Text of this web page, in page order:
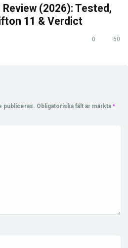
Review (2026): Tested,
11 & Verdict
0 60
publiceras. Obligatoriska fält är märkta *